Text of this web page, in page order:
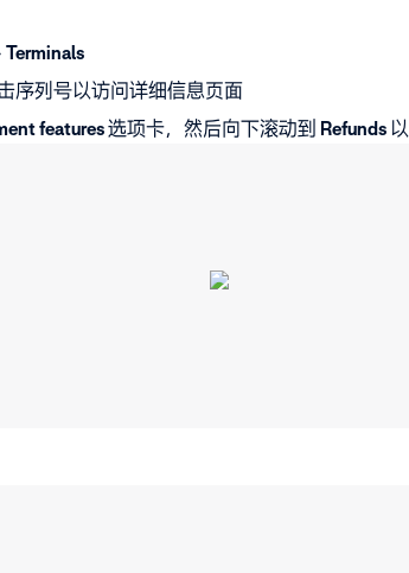
Terminals
序列号以访问详细信息页面
features选项卡，然后向下滚动到 Refunds